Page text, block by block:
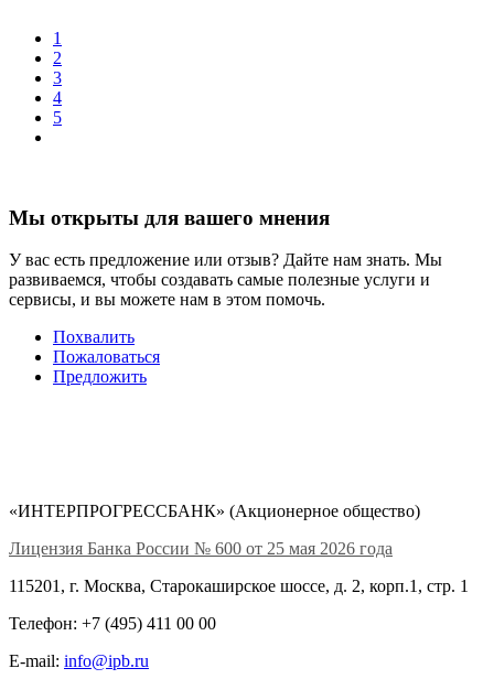
1
2
3
4
5
Мы открыты для вашего мнения
У вас есть предложение или отзыв? Дайте нам знать. Мы
развиваемся, чтобы создавать самые полезные услуги и
сервисы, и вы можете нам в этом помочь.
Похвалить
Пожаловаться
Предложить
«ИНТЕРПРОГРЕССБАНК» (Акционерное общество)
Лицензия Банка России № 600 от 25 мая 2026 года
115201, г. Москва, Старокаширское шоссе, д. 2, корп.1, стр. 1
Телефон: +7 (495) 411 00 00
E-mail: info@ipb.ru